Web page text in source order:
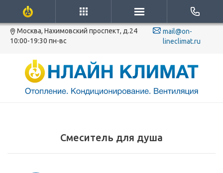
Москва, Нахимовский проспект, д.24
10:00-19:30 пн-вс
mail@on-
lineclimat.ru
Смеситель для душа